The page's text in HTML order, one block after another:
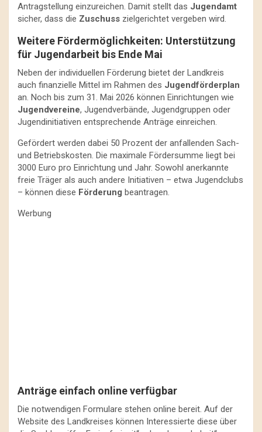
Antragstellung einzureichen. Damit stellt das Jugendamt
sicher, dass die Zuschuss zielgerichtet vergeben wird.
Weitere Fördermöglichkeiten: Unterstützung
für Jugendarbeit bis Ende Mai
Neben der individuellen Förderung bietet der Landkreis
auch finanzielle Mittel im Rahmen des Jugendförderplan
an. Noch bis zum 31. Mai 2026 können Einrichtungen wie
Jugendvereine, Jugendverbände, Jugendgruppen oder
Jugendinitiativen entsprechende Anträge einreichen.
Gefördert werden dabei 50 Prozent der anfallenden Sach-
und Betriebskosten. Die maximale Fördersumme liegt bei
3000 Euro pro Einrichtung und Jahr. Sowohl anerkannte
freie Träger als auch andere Initiativen – etwa Jugendclubs
– können diese Förderung beantragen.
Werbung
Anträge einfach online verfügbar
Die notwendigen Formulare stehen online bereit. Auf der
Website des Landkreises können Interessierte diese über